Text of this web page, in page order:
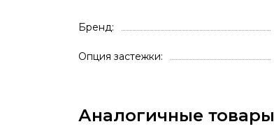
Бренд
Опция застежки
Аналогичные товары